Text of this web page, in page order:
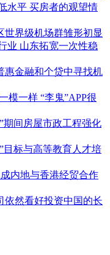
水平 买房者的观望情
世界级机场群雏形初显
业 山东拓宽一次性稳
惠金融和个贷中寻找机
模一样 “李鬼”APP很
期间房屋市政工程强化
目标与高等教育人才培
内地与香港经贸合作
依然看好投资中国的长